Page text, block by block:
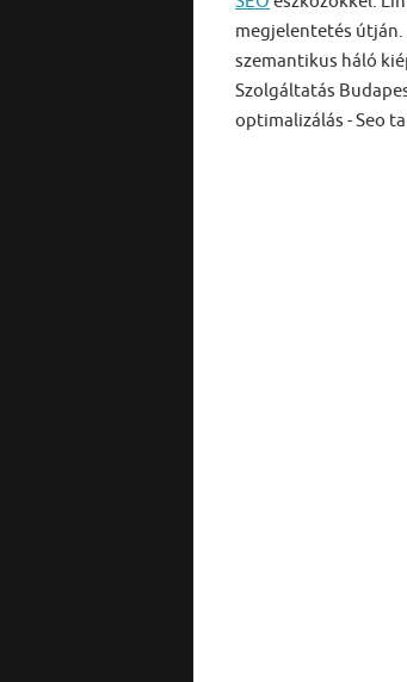
megjelentetés
szemantikus háló
Szolgáltatás
optimalizálás - Seo